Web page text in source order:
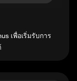
เพื่อเริ่มรับการ